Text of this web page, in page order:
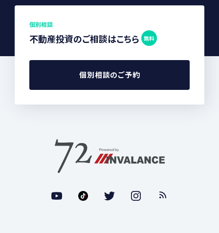
個別相談
不動産投資のご相談はこちら 無料
個別相談のご予約